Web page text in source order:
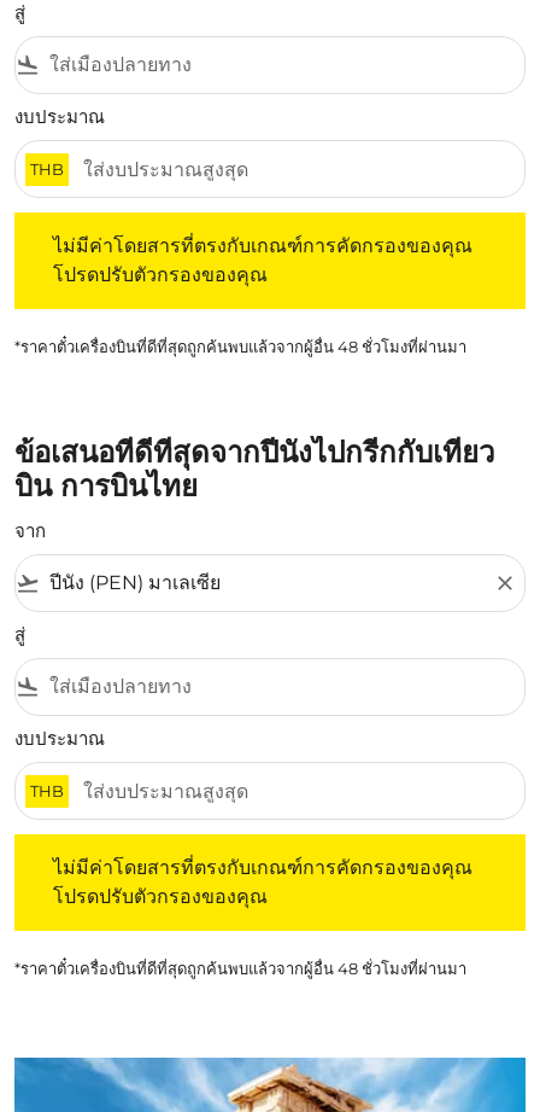
สู่
flight_land
งบประมาณ
THB
ไม่มีค่าโดยสารที่ตรงกับเกณฑ์การคัดกรองของคุณ
โปรดปรับตัวกรองของคุณ
*ราคาตั๋วเครื่องบินที่ดีที่สุดถูกค้นพบแล้วจากผู้อื่น 48 ชั่วโมงที่ผ่านมา
ข้อเสนอที่ดีที่สุดจากปีนังไปกรีกกับเที่ยว
บิน การบินไทย
จาก
flight_takeoff close
สู่
flight_land
งบประมาณ
THB
ไม่มีค่าโดยสารที่ตรงกับเกณฑ์การคัดกรองของคุณ
โปรดปรับตัวกรองของคุณ
*ราคาตั๋วเครื่องบินที่ดีที่สุดถูกค้นพบแล้วจากผู้อื่น 48 ชั่วโมงที่ผ่านมา